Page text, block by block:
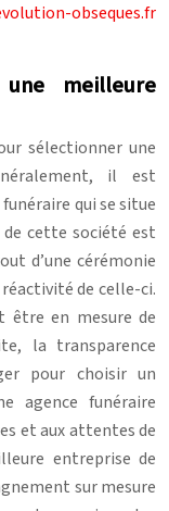
obseques.fr
meilleure
sélectionner une
il est
qui se situe
de cette société est
d’une cérémonie
de celle-ci.
en mesure de
la transparence
pour choisir un
agence funéraire
et aux attentes de
entreprise de
sur mesure